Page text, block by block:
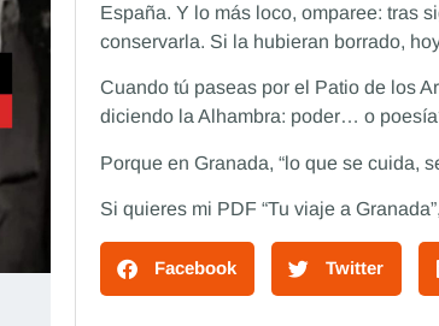
España. Y lo más loco, omparee: tras
conservarla. Si la hubieran borrado,
Cuando tú paseas por el Patio de los
diciendo la Alhambra: poder… o
Porque en Granada, “lo que se cuida,
Si quieres mi PDF “Tu viaje a
Facebook Twitter